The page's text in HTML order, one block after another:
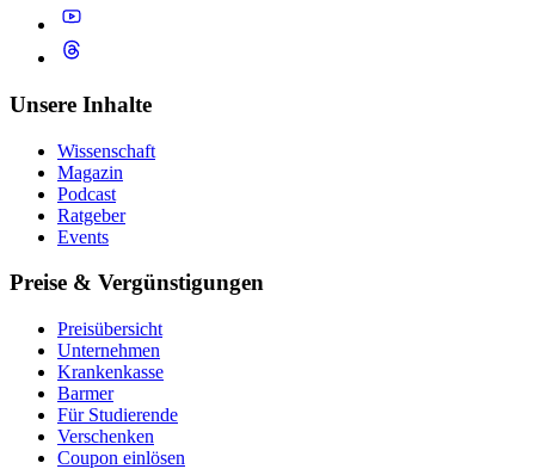
Unsere Inhalte
Wissenschaft
Magazin
Podcast
Ratgeber
Events
Preise & Vergünstigungen
Preisübersicht
Unternehmen
Krankenkasse
Barmer
Für Studierende
Ver­schen­ken
Coupon einlösen